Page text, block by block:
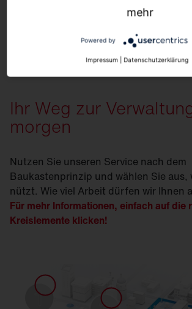
Mehr Informationen
Powered byUsercentrics Consent
Platform
Ihr Weg zur
morgen
Nutzen Sie unseren Service nach dem
Baukastenprinzip und wählen Sie aus,
nützt. Wie viel Arbeit dürfen wir Ihnen
Für mehr Informationen, einfach auf die
Kreislemente klicken!
mehr
Powered by
Impressum Datenschutzerklärung